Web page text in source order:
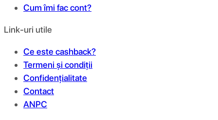
Cum îmi fac cont?
Link-uri utile
Ce este cashback?
Termeni și condiții
Confidențialitate
Contact
ANPC